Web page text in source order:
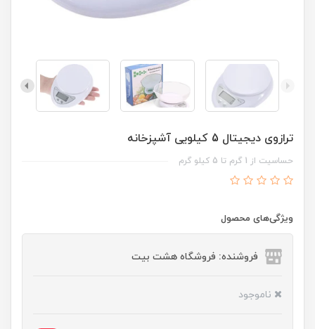
ترازوی دیجیتال 5 کیلویی آشپزخانه
حساسیت از 1 گرم تا 5 کیلو گرم
ویژگی‌های محصول
فروشنده: فروشگاه هشت بیت
ناموجود